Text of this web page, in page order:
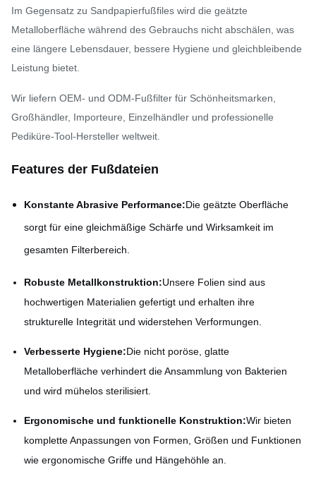
Im Gegensatz zu Sandpapierfußfiles wird die geätzte
Metalloberfläche während des Gebrauchs nicht abschälen, was
eine längere Lebensdauer, bessere Hygiene und gleichbleibende
Leistung bietet.
Wir liefern OEM- und ODM-Fußfilter für Schönheitsmarken,
Großhändler, Importeure, Einzelhändler und professionelle
Pediküre-Tool-Hersteller weltweit.
Features der Fußdateien
Konstante Abrasive Performance:Die geätzte Oberfläche
sorgt für eine gleichmäßige Schärfe und Wirksamkeit im
gesamten Filterbereich.
Robuste Metallkonstruktion:Unsere Folien sind aus
hochwertigen Materialien gefertigt und erhalten ihre
strukturelle Integrität und widerstehen Verformungen.
Verbesserte Hygiene:Die nicht poröse, glatte
Metalloberfläche verhindert die Ansammlung von Bakterien
und wird mühelos sterilisiert.
Ergonomische und funktionelle Konstruktion:Wir bieten
komplette Anpassungen von Formen, Größen und Funktionen
wie ergonomische Griffe und Hängehöhle an.